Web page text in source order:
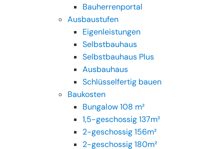
Bauherrenportal
Ausbaustufen
Eigenleistungen
Selbstbauhaus
Selbstbauhaus Plus
Ausbauhaus
Schlüsselfertig bauen
Baukosten
Bungalow 108 m²
1,5-geschossig 137m²
2-geschossig 156m²
2-geschossig 180m²